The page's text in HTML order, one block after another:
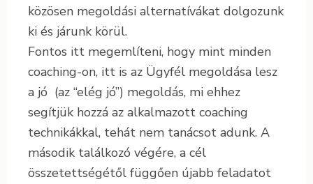
közösen megoldási alternatívákat dolgozunk
ki és járunk körül.
Fontos itt megemlíteni, hogy mint minden
coaching-on, itt is az Ügyfél megoldása lesz
a jó (az “elég jó”) megoldás, mi ehhez
segítjük hozzá az alkalmazott coaching
technikákkal, tehát nem tanácsot adunk. A
második találkozó végére, a cél
összetettségétől függően újabb feladatot